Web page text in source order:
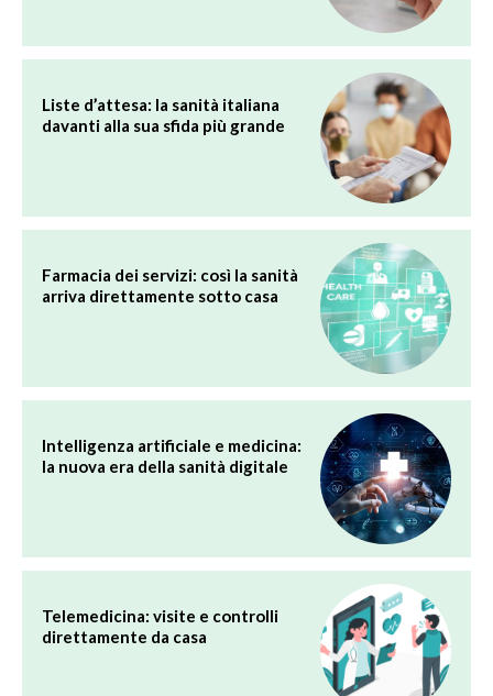
Liste d’attesa: la sanità italiana
davanti alla sua sfida più grande
Farmacia dei servizi: così la sanità
arriva direttamente sotto casa
Intelligenza artificiale e medicina:
la nuova era della sanità digitale
Telemedicina: visite e controlli
direttamente da casa